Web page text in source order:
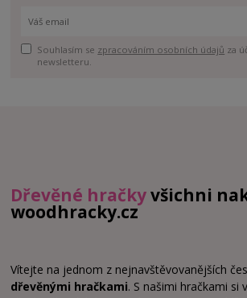
Souhlasím se zpracováním osobních údajů za
newsletteru.
Dřevěné hračkyvšichni
woodhracky.cz
Vítejte na jednom z nejnavštěvovanějších
dřevěnými hračkami. S našimi hračkami si